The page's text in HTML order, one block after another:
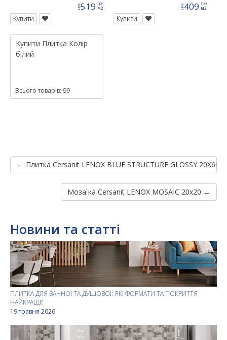
ціна519 грн
м2
Купити
ціна409 грн
м2
Купити
Купити Плитка Колір
білий
Всього товарів: 99
← Плитка Cersanit LENOX BLUE STRUCTURE GLOSSY 20X60
Мозаїка Cersanit LENOX MOSAIC 20x20 →
Новини та статті
ПЛИТКА ДЛЯ ВАННОЇ ТА ДУШОВОЇ: ЯКІ ФОРМАТИ ТА ПОКРИТТЯ
НАЙКРАЩІ?
19 травня 2026